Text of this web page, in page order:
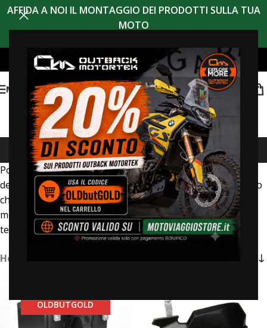
AFFIDA A NOI IL MONTAGGIO DEI PRODOTTI SULLA TUA
MOTO
MENU
BMW R1200GS LC
Possiamo rendere la tuaBMW R1200GS LCil mezzo
definitivo per il motoviaggio avventura, sia a pieno a carico
che su sterrato. Outback Motortek realizza per te e la tua
moto
paracoppa,barre paramotore inferiori e superiori
telai portaborseStandardoX-Frame.
Home
OLDBUTGOLD